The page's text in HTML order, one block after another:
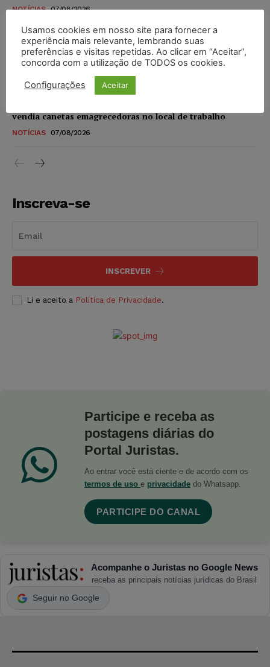
NOTÍCIAS 07/08/2026
STF amplia isenção de IBS e CBS na compra de veículos
novos para pessoas com deficiência e autistas de todos os
níveis
07/08/2026
vendia canetas emagrecedoras no local de trabalho
NOTÍCIAS 07/08/2026
Inscreva-se
INSCREVER
Li e aceito a Política de Privacidade.
Participe e receba as
postagens diárias do
Portal Juristas.
Ao entrar você está ciente e de acordo com os
termos de uso e privacidade do Whatsapp.
PARTICIPE DO CANAL
Acompanhe o Juristas no Google News
receba as principais notícias jurídicas do Brasil
Seguir no Google
Usamos cookies em nosso site para fornecer a
experiência mais relevante, lembrando suas
preferências e visitas repetidas. Ao clicar em “Aceitar”,
concorda com a utilização de TODOS os cookies.
Configurações Aceitar